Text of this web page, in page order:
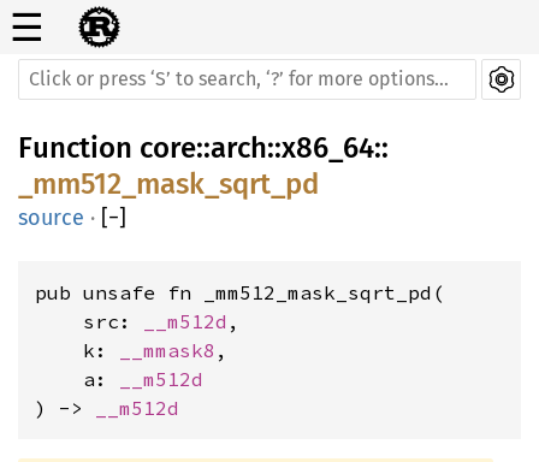
☰
Function core::arch::x86_64::
_mm512_mask_sqrt_pd
source · [−]
pub unsafe fn _mm512_mask_sqrt_pd(
    src:
__m512d ,
    k:
__mmask8 ,
    a:
__m512d
) ->
__m512d